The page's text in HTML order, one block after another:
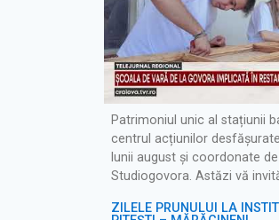
Patrimoniul unic al stațiunii
centrul acțiunilor
lunii august și coordonate
Studiogovora. Astăzi vă
ZILELE PRUNULUI LA